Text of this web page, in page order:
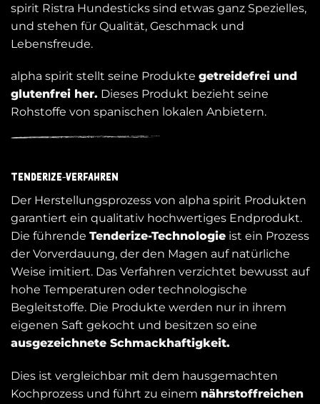
spirit Ristra Hundesticks sind etwas ganz Spezielles,
und stehen für Qualität, Geschmack und
Lebensfreude.
alpha spirit stellt seine Produkte getreidefrei und
glutenfrei her. Dieses Produkt bezieht seine
Rohstoffe von spanischen lokalen Anbietern.
Tenderize-Verfahren
Der Herstellungsprozess von alpha spirit Produkten
garantiert ein qualitativ hochwertiges Endprodukt.
Die führende Tenderize-Technologie ist ein Prozess
der Vorverdauung, der den Magen auf natürliche
Weise imitiert. Das Verfahren verzichtet bewusst auf
hohe Temperaturen oder technologische
Begleitstoffe. Die Produkte werden nur in ihrem
eigenen Saft gekocht und besitzen so eine
ausgezeichnete Schmackhaftigkeit.
Dies ist vergleichbar mit dem hausgemachten
Kochprozess und führt zu einem nährstoffreichen